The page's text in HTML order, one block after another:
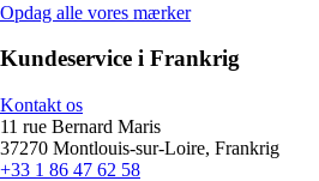
Opdag alle vores mærker
Kundeservice i Frankrig
Kontakt os
11 rue Bernard Maris
37270 Montlouis-sur-Loire, Frankrig
+33 1 86 47 62 58